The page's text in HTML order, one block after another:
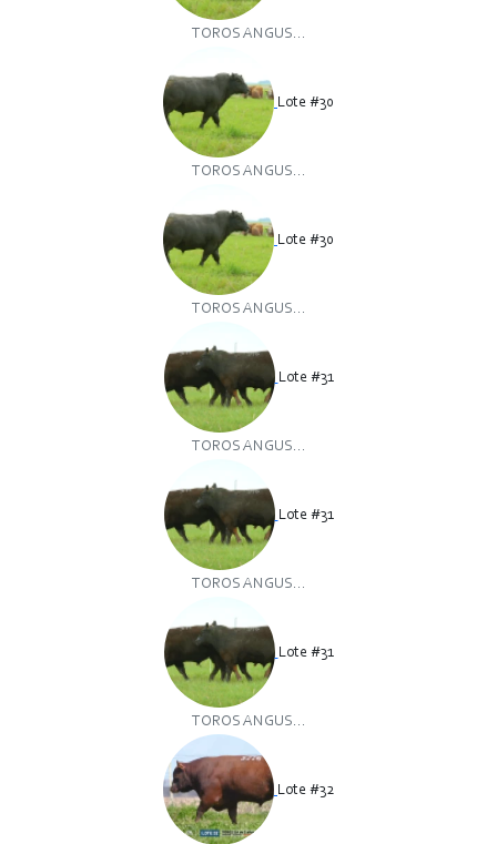
TOROS ANGUS...
Lote #30
TOROS ANGUS...
Lote #30
TOROS ANGUS...
Lote #31
TOROS ANGUS...
Lote #31
TOROS ANGUS...
Lote #31
TOROS ANGUS...
Lote #32